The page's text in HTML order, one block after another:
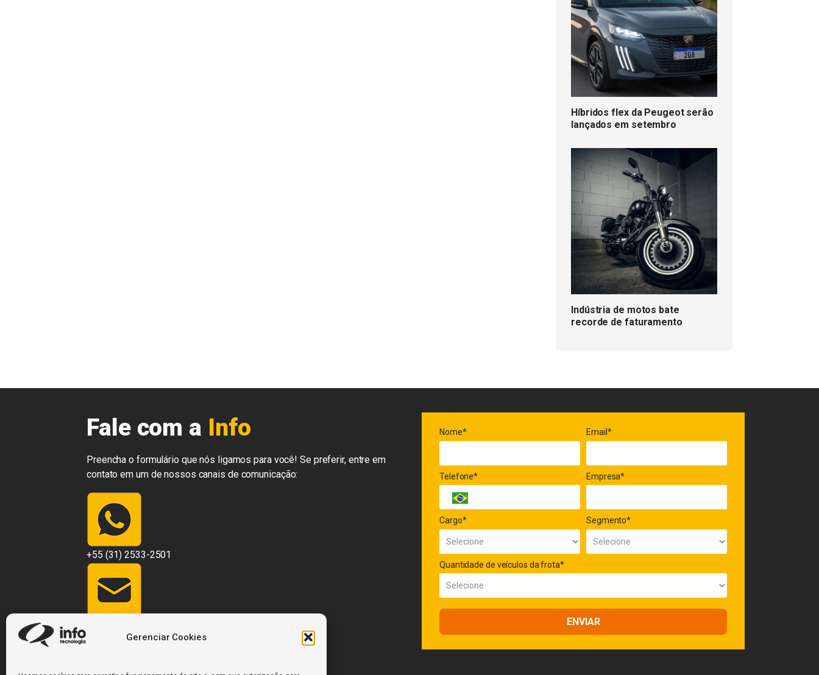
Gerenciar Cookies
Híbridos flex da Peugeot serão
lançados em setembro
Indústria de motos bate
recorde de faturamento
Fale com a Info
Preencha o formulário que nós ligamos para você! Se preferir, entre em
contato em um de nossos canais de comunicação:
+55 (31) 2533-2501
Nome* Email*
Telefone* Empresa*
Cargo* Segmento*
Quantidade de veículos da frota*
ENVIAR